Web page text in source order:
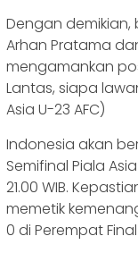
Dengan demikian,
Arhan Pratama
mengamankan
Lantas, siapa
Asia U-23 AFC)
Indonesia akan
Semifinal Piala
21.00 WIB.
memetik
0 di Perempat